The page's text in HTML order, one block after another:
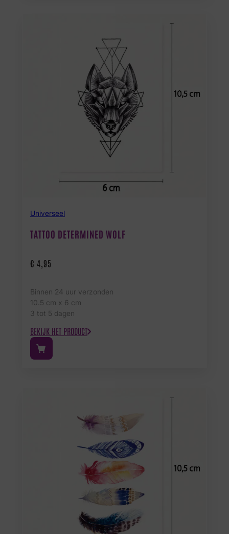
Universeel
TATTOO DETERMINED WOLF
€ 4,95
Binnen 24 uur verzonden
10.5 cm x 6 cm
3 tot 5 dagen
BEKIJK HET PRODUCT